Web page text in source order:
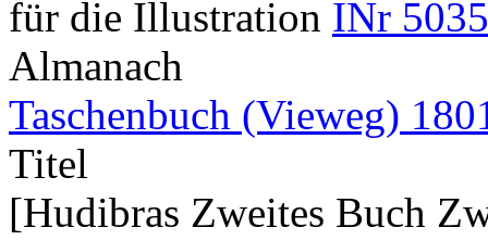
für die Illustration INr
Almanach
Taschenbuch (Vieweg)
Titel
[Hudibras Zweites Buch